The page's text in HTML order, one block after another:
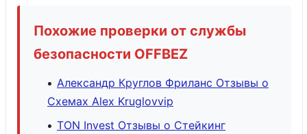
Похожие проверки от службы
безопасности OFFBEZ
Александр Круглов Фриланс Отзывы о
Схемах Alex Kruglovvip
TON Invest Отзывы о Стейкинг